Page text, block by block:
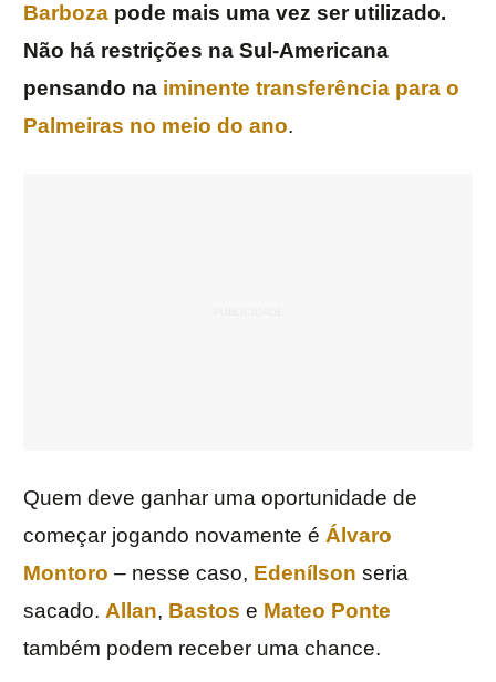
Barboza pode mais uma vez ser utilizado.
Não há restrições na Sul-Americana
pensando na iminente transferência para o
Palmeiras no meio do ano.
Quem deve ganhar uma oportunidade de
começar jogando novamente é Álvaro
Montoro – nesse caso, Edenílson seria
sacado. Allan, Bastos e Mateo Ponte
também podem receber uma chance.